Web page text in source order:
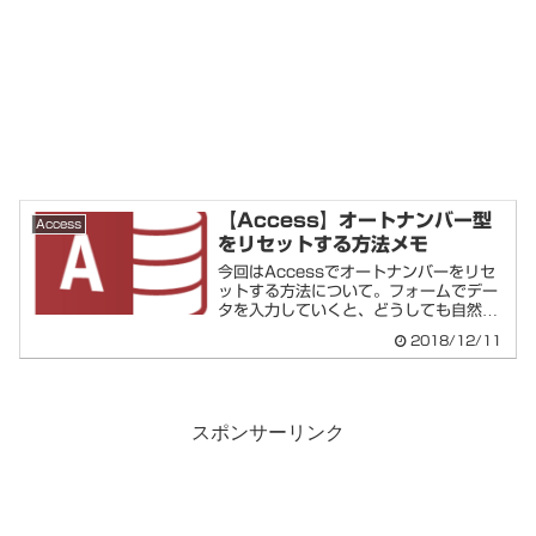
Access
【Access】オートナンバー型
をリセットする方法メモ
今回はAccessでオートナンバーをリセ
ットする方法について。フォームでデー
タを入力していくと、どうしても自然と
2018/12/11
スポンサーリンク